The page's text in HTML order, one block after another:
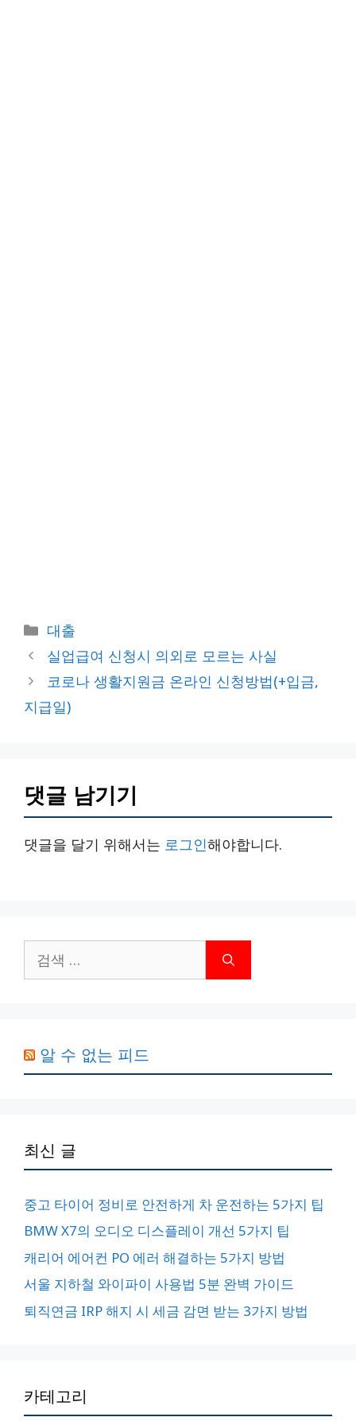
카
테
고
리
대출
실업급여 신청시 의외로 모르는 사실
코로나 생활지원금 온라인 신청방법(+입금,
지급일)
댓글 남기기
댓글을 달기 위해서는 로그인해야합니다.
색:
알 수 없는 피드
최신 글
중고 타이어 정비로 안전하게 차 운전하는 5가지 팁
BMW X7의 오디오 디스플레이 개선 5가지 팁
캐리어 에어컨 PO 에러 해결하는 5가지 방법
서울 지하철 와이파이 사용법 5분 완벽 가이드
퇴직연금 IRP 해지 시 세금 감면 받는 3가지 방법
카테고리